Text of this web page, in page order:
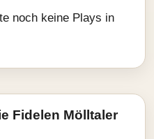
noch keine Plays in
Fidelen Mölltaler